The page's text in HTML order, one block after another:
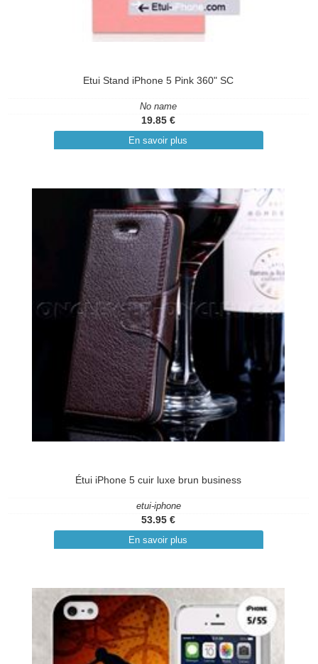
Etui Stand iPhone 5 Pink 360" SC
No name
19.85 €
En savoir plus
Étui iPhone 5 cuir luxe brun business
etui-iphone
53.95 €
En savoir plus